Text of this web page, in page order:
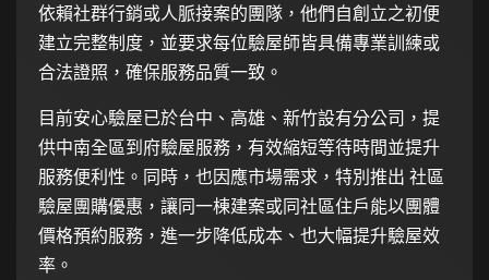
依賴社群行銷或人脈接案的團隊，他們自創立之初便
建立完整制度，並要求每位驗屋師皆具備專業訓練或
合法證照，確保服務品質一致。
目前安心驗屋已於台中、高雄、新竹設有分公司，提
供中南全區到府驗屋服務，有效縮短等待時間並提升
服務便利性。同時，也因應市場需求，特別推出 社區
驗屋團購優惠，讓同一棟建案或同社區住戶能以團體
價格預約服務，進一步降低成本、也大幅提升驗屋效
率。